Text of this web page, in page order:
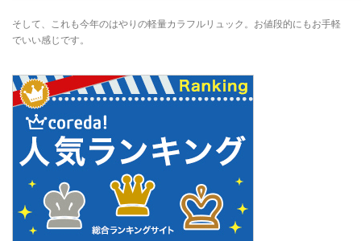
そして、これも今年のはやりの軽量カラフルリュック。お値段的にもお手軽
でいい感じです。